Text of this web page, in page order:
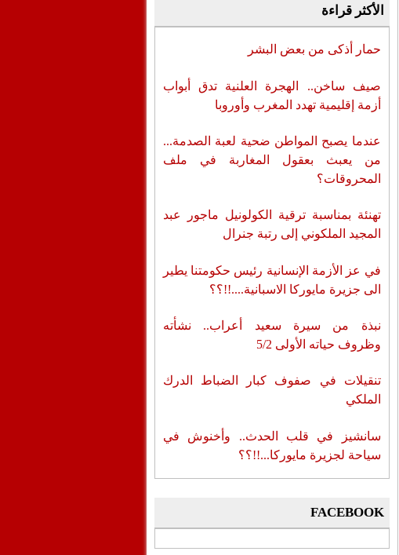
الأكثر قراءة
حمار أذكى من بعض البشر
صيف ساخن.. الهجرة العلنية تدق أبواب
أزمة إقليمية تهدد المغرب وأوروبا
عندما يصبح المواطن ضحية لعبة الصدمة...
من يعبث بعقول المغاربة في ملف
المحروقات؟
تهنئة بمناسبة ترقية الكولونيل ماجور عبد
المجيد الملكوني إلى رتبة جنرال
في عز الأزمة الإنسانية رئيس حكومتنا يطير
الى جزيرة مايوركا الاسبانية....!!؟؟
نبذة من سيرة سعيد أعراب.. نشأته
وظروف حياته الأولى 5/2
تنقيلات في صفوف كبار الضباط الدرك
الملكي
سانشيز في قلب الحدث.. وأخنوش في
سياحة لجزيرة مايوركا...!!؟؟
FACEBOOK